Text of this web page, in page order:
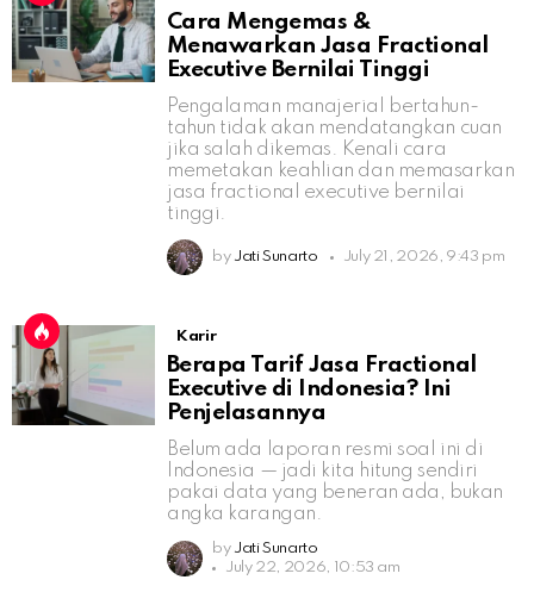
Cara Mengemas &
Menawarkan Jasa Fractional
Executive Bernilai Tinggi
Pengalaman manajerial bertahun-
tahun tidak akan mendatangkan cuan
jika salah dikemas. Kenali cara
memetakan keahlian dan memasarkan
jasa fractional executive bernilai
tinggi.
by Jati Sunarto July 21, 2026, 9:43 pm
Karir
Berapa Tarif Jasa Fractional
Executive di Indonesia? Ini
Penjelasannya
Belum ada laporan resmi soal ini di
Indonesia — jadi kita hitung sendiri
pakai data yang beneran ada, bukan
angka karangan.
by Jati Sunarto
July 22, 2026, 10:53 am